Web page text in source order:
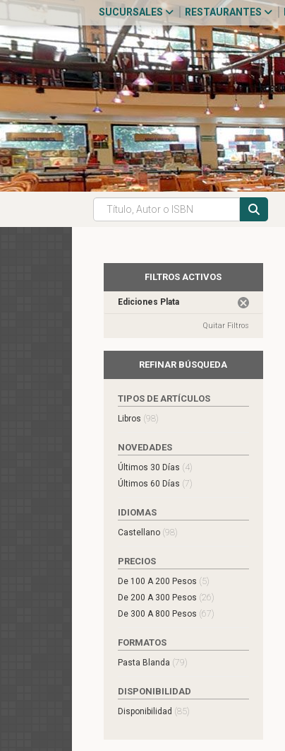
SUCURSALES RESTAURANTES
FILTROS ACTIVOS
Ediciones Plata
Quitar Filtros
REFINAR BÚSQUEDA
TIPOS DE ARTÍCULOS
Libros (98)
NOVEDADES
Últimos 30 Días (4)
Últimos 60 Días (7)
IDIOMAS
Castellano (98)
PRECIOS
De 100 A 200 Pesos (5)
De 200 A 300 Pesos (26)
De 300 A 800 Pesos (67)
FORMATOS
Pasta Blanda (79)
DISPONIBILIDAD
Disponibilidad (85)